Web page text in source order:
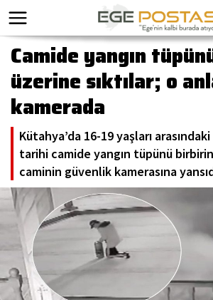
Camide yangın
üzerine sıktılar; o
kamerada
Kütahya’da 16-19 yaşları
tarihi camide yangın tüpünü
caminin güvenlik kamerasına